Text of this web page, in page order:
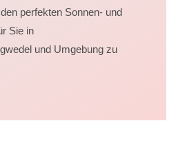
perfekten Sonnen- und
Sie in
und Umgebung zu